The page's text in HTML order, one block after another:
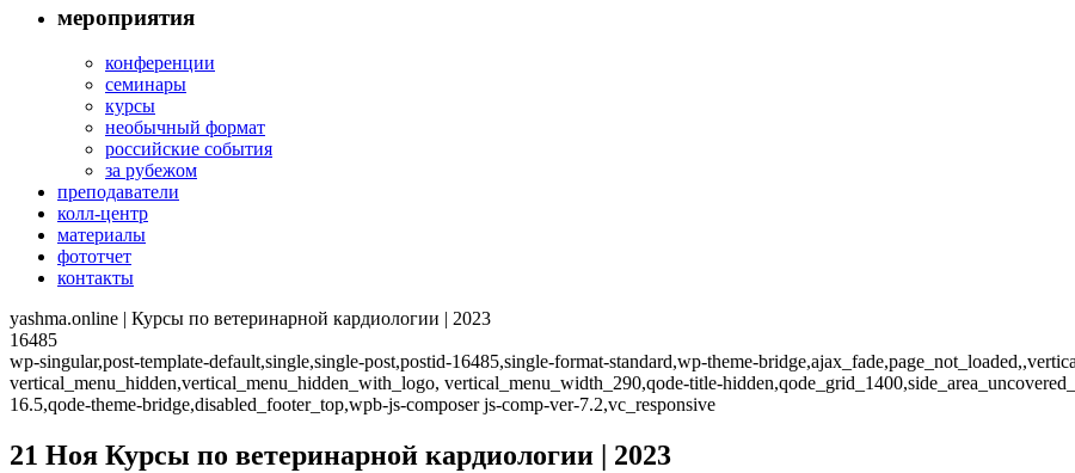
мероприятия
конференции
семинары
курсы
необычный формат
российские события
за рубежом
преподаватели
колл-центр
материалы
фототчет
контакты
yashma.online | Курсы по ветеринарной кардиологии | 2023
16485
wp-singular,post-template-default,single,single-post,postid-16485,single-format-standard,wp-theme-
vertical_menu_hidden,vertical_menu_hidden_with_logo, vertical_menu_width_290,qode-title-
16.5,qode-theme-bridge,disabled_footer_top,wpb-js-composer js-comp-ver-7.2,vc_responsive
21 Ноя Курсы по ветеринарной кардиологии | 2023